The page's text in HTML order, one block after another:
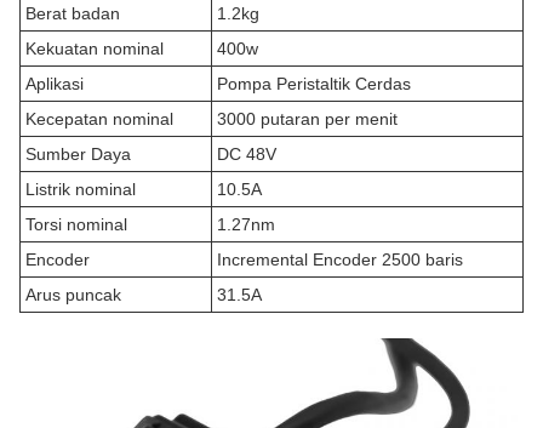
Berat badan
1.2kg
Kekuatan nominal
400w
Aplikasi
Pompa Peristaltik Cerdas
Kecepatan nominal
3000 putaran per menit
Sumber Daya
DC 48V
Listrik nominal
10.5A
Torsi nominal
1.27nm
Encoder
Incremental Encoder 2500 baris
Arus puncak
31.5A